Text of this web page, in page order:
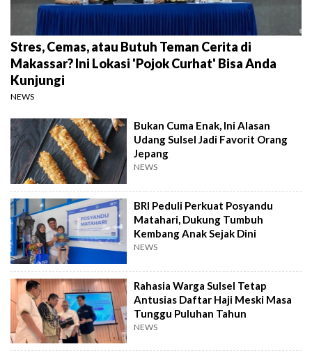
Stres, Cemas, atau Butuh Teman Cerita di
Makassar? Ini Lokasi 'Pojok Curhat' Bisa Anda
Kunjungi
NEWS
Bukan Cuma Enak, Ini Alasan
Udang Sulsel Jadi Favorit Orang
Jepang
NEWS
BRI Peduli Perkuat Posyandu
Matahari, Dukung Tumbuh
Kembang Anak Sejak Dini
NEWS
Rahasia Warga Sulsel Tetap
Antusias Daftar Haji Meski Masa
Tunggu Puluhan Tahun
NEWS